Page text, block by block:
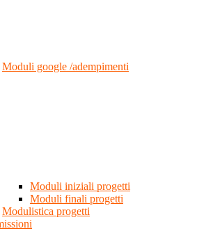
Moduli google /adempimenti
Moduli iniziali progetti
Moduli finali progetti
Modulistica progetti